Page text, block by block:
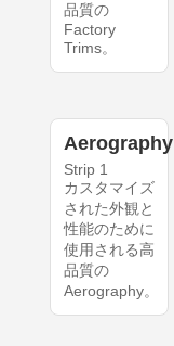
品質の
Factory
Trims。
Aerography
Strip 1
カスタマイズ
された外観と
性能のために
使用される高
品質の
Aerography。